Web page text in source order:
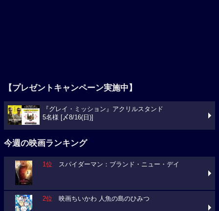
【プレゼントキャンペーン実施中】
『グレイ・ミッション』アクリルスタンド
5名様 [〆8/16(日)]
今週の映画ランキング
1位 スパイダーマン：ブランド・ニュー・デイ
2位 映画ちいかわ 人魚の島のひみつ